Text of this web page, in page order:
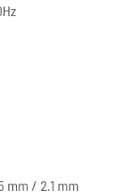
/ 2.1 mm